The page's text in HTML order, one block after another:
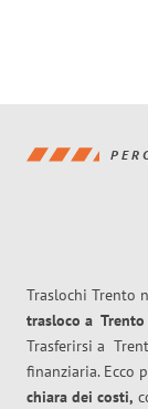
Traslochi Trento
trasloco a Trento
Trasferirsi a
finanziaria. Ecco
chiara dei costi,